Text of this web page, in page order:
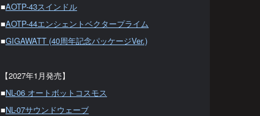
■AOTP-43スインドル
■AOTP-44エンシェントベクタープライム
■GIGAWATT (40周年記念パッケージVer.)
【2027年1月発売】
■NL-06 オートボットコスモス
■NL-07サウンドウェーブ